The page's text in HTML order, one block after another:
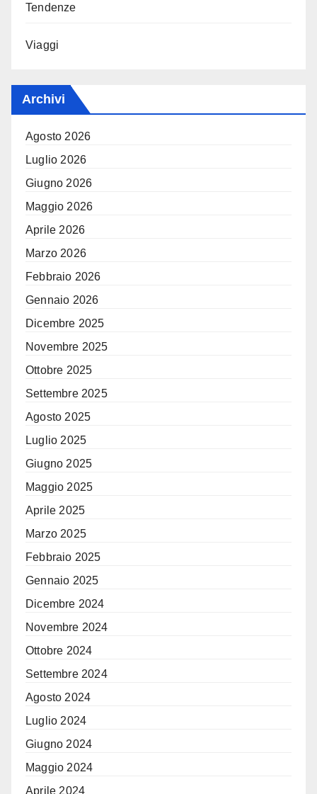
Tendenze
Viaggi
Archivi
Agosto 2026
Luglio 2026
Giugno 2026
Maggio 2026
Aprile 2026
Marzo 2026
Febbraio 2026
Gennaio 2026
Dicembre 2025
Novembre 2025
Ottobre 2025
Settembre 2025
Agosto 2025
Luglio 2025
Giugno 2025
Maggio 2025
Aprile 2025
Marzo 2025
Febbraio 2025
Gennaio 2025
Dicembre 2024
Novembre 2024
Ottobre 2024
Settembre 2024
Agosto 2024
Luglio 2024
Giugno 2024
Maggio 2024
Aprile 2024